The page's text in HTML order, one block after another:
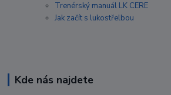
Trenérský manuál LK CERE
Jak začít s lukostřelbou
Kde nás najdete